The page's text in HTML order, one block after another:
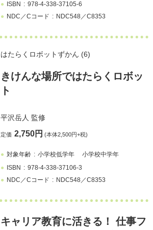
ISBN
978-4-338-37105-6
NDC／Cコード
NDC548／C8353
はたらくロボットずかん (6)
きけんな場所ではたらくロボッ
ト
平沢岳人 監修
定価 2,750円 (本体2,500円+税)
対象年齢 小学校低学年
小学校中学年
ISBN
978-4-338-37106-3
NDC／Cコード
NDC548／C8353
キャリア教育に活きる！ 仕事フ